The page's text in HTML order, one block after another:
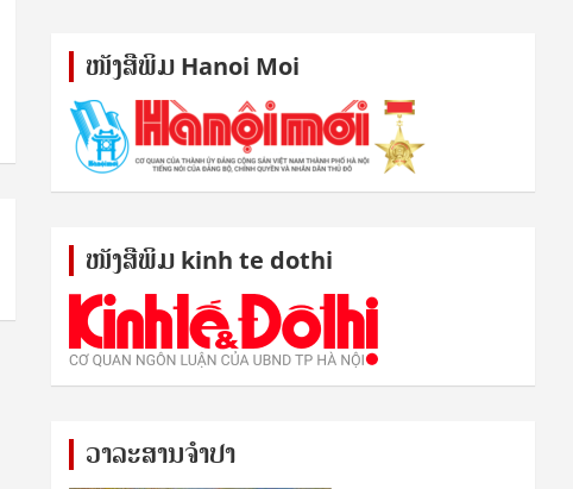
ໜັງ​ສື​ພິມ Hanoi Moi
ໜັງ​ສື​ພິມ kinh te dothi
ວາລະສານຈຳປາ